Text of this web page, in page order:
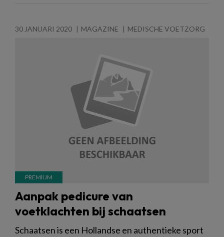
30 JANUARI 2020 MAGAZINE MEDISCHE VOETZORG
Aanpak pedicure van
voetklachten bij schaatsen
Schaatsen is een Hollandse en authentieke sport